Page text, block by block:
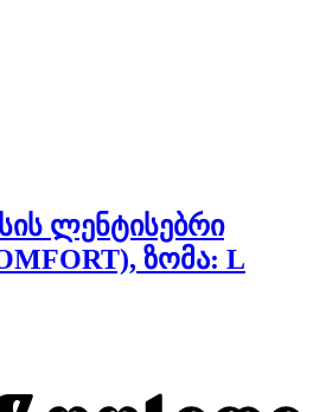
ლენტისებრი
ზომა: L